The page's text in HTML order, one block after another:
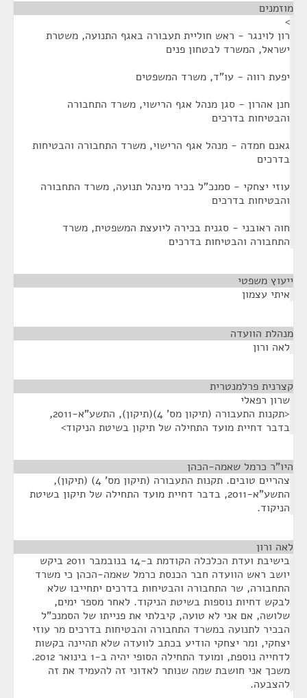
מוזמנים
>
רון לוינגר - ראש חוליית תעבורה באגף התנועה, משטרת
ישראל, המשרד לבטחון פנים
יפעת רווה - עו"ד, משרד המשפטים
חנן אהרון - סגן מנהל אגף הרישוי, משרד התחבורה
והבטיחות בדרכים
גאנם חמדה - מנהל אגף הרישוי, משרד התחבורה והבטיחות
בדרכים
עוזי יצחקי - סמנכ"ל בכיר מינהל תנועה, משרד התחבורה
והבטיחות בדרכים
חוה ראובני - סגנית בכירה ליועצת המשפטית, משרד
התחבורה והבטיחות בדרכים
ייעוץ משפטי
איתי עצמון
מנהלת הוועדה
לאה ורון
קצרנית פרלמנטרית
שרון רפאלי
<תקנות התעבורה (תיקון מס' 4)(תיקון), התשע"א-2011,
בדבר דחיית מועד התחילה של תיקון בשיטת הניקוד>
היו"ר כרמל שאמה-הכהן
צהריים טובים. תקנות התעבורה (תיקון מס' 4) (תיקון),
התשע"א-2011, בדבר דחיית מועד התחילה של תיקון בשיטת
הניקוד.
לאה ורון
בישיבת ועדת הכלכלה הקודמת ב-14 בנובמבר 2011 ביקש
יושב ראש הוועדה חבר הכנסת כרמל שאמה-הכהן כי משרד
התחבורה, שר התחבורה והבטיחות בדרכים יתחייבו שלא
לבקש דחיות נוספות בשיטת הניקוד. לאחר מספר ימים,
שלושה, אם אני לא טועה, קיבלתי את פנייתו של הסמנכ"ל
הבכיר לתנועה במשרד התחבורה והבטיחות בדרכים מר עוזי
יצחקי, ומר יצחקי הודיע בכתב לוועדה שלא תהיינה בקשות
לדחייה נוספת, ומועד התחילה הסופי יהיה ב-1 בינואר 2012.
משכך אני חושבת שמה שנותר לאדוני זה להעמיד את זה
להצבעה.